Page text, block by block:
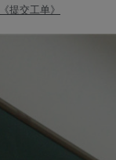
《提交工单》